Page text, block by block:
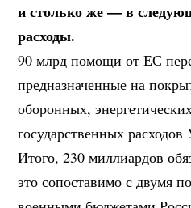
и столько же — в
расходы.
90 млрд помощи от ЕС
предназначенные на
оборонных,
государственных
Итого, 230 миллиардов
это сопоставимо с двумя